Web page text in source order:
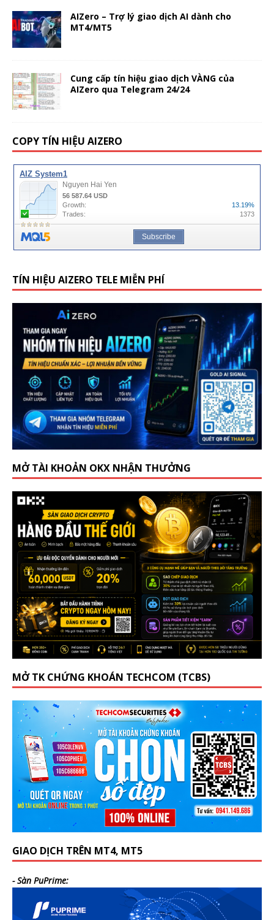
AIZero – Trợ lý giao dịch AI dành cho
MT4/MT5
Cung cấp tín hiệu giao dịch VÀNG của
AIZero qua Telegram 24/24
COPY TÍN HIỆU AIZERO
TÍN HIỆU AIZERO TELE MIỄN PHÍ
MỞ TÀI KHOẢN OKX NHẬN THƯỞNG
MỞ TK CHỨNG KHOÁN TECHCOM (TCBS)
GIAO DỊCH TRÊN MT4, MT5
- Sàn PuPrime: